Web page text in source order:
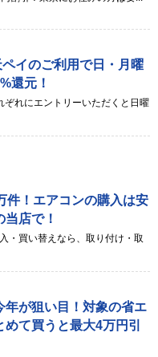
イのご利用で日・月曜
還元！
ぞれにエントリーいただくと日曜
件！エアコンの購入は安
店で！
・買い替えなら、取り付け・取
年が狙い目！対象の省エ
て買うと最大4万円引